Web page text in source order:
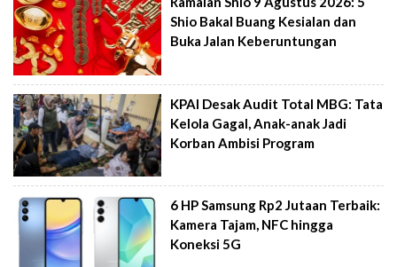
Shio Bakal Buang Kesialan dan
Buka Jalan Keberuntungan
KPAI Desak Audit Total MBG: Tata
Kelola Gagal, Anak-anak Jadi
Korban Ambisi Program
6 HP Samsung Rp2 Jutaan Terbaik:
Kamera Tajam, NFC hingga
Koneksi 5G